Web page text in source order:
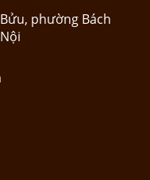
phường Bách